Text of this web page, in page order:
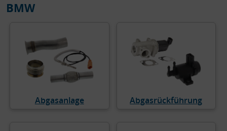
BMW
Abgasanlage Abgasrückführung